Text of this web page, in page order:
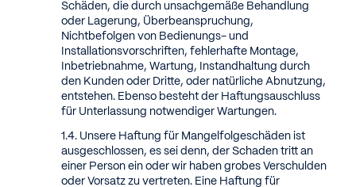
Schäden, die durch unsachgemäße Behandlung
oder Lagerung, Überbeanspruchung,
Nichtbefolgen von Bedienungs- und
Installationsvorschriften, fehlerhafte Montage,
Inbetriebnahme, Wartung, Instandhaltung durch
den Kunden oder Dritte, oder natürliche Abnutzung,
entstehen. Ebenso besteht der Haftungsauschluss
für Unterlassung notwendiger Wartungen.
Unsere Haftung für Mangelfolgeschäden ist
ausgeschlossen, es sei denn, der Schaden tritt an
einer Person ein oder wir haben grobes Verschulden
oder Vorsatz zu vertreten. Eine Haftung für